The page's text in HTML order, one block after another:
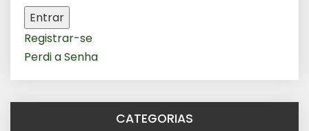
Entrar
Registrar-se
Perdi a Senha
CATEGORIAS